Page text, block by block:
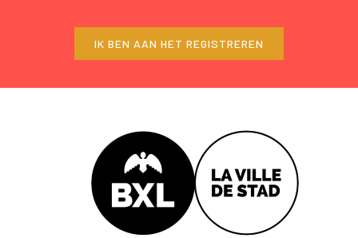
IK BEN AAN HET REGISTREREN